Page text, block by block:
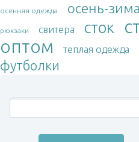
осенняя одежда осень-зима
рюкзаки свитера сток
оптом
теплая одежда
футболки